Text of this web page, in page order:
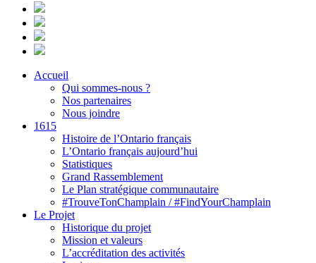
Accueil
Qui sommes-nous ?
Nos partenaires
Nous joindre
1615
Histoire de l’Ontario français
L’Ontario français aujourd’hui
Statistiques
Grand Rassemblement
Le Plan stratégique communautaire
#TrouveTonChamplain / #FindYourChamplain
Le Projet
Historique du projet
Mission et valeurs
L’accréditation des activités